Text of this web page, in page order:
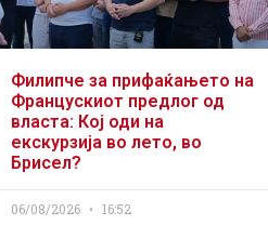
Филипче за прифаќањето на
Францускиот предлог од
власта: Кој оди на
екскурзија во лето, во
Брисел?
06/08/2026 16:52